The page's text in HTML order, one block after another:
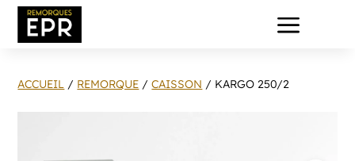
a
ACCUEIL / REMORQUE /CAISSON / KARGO 250/2